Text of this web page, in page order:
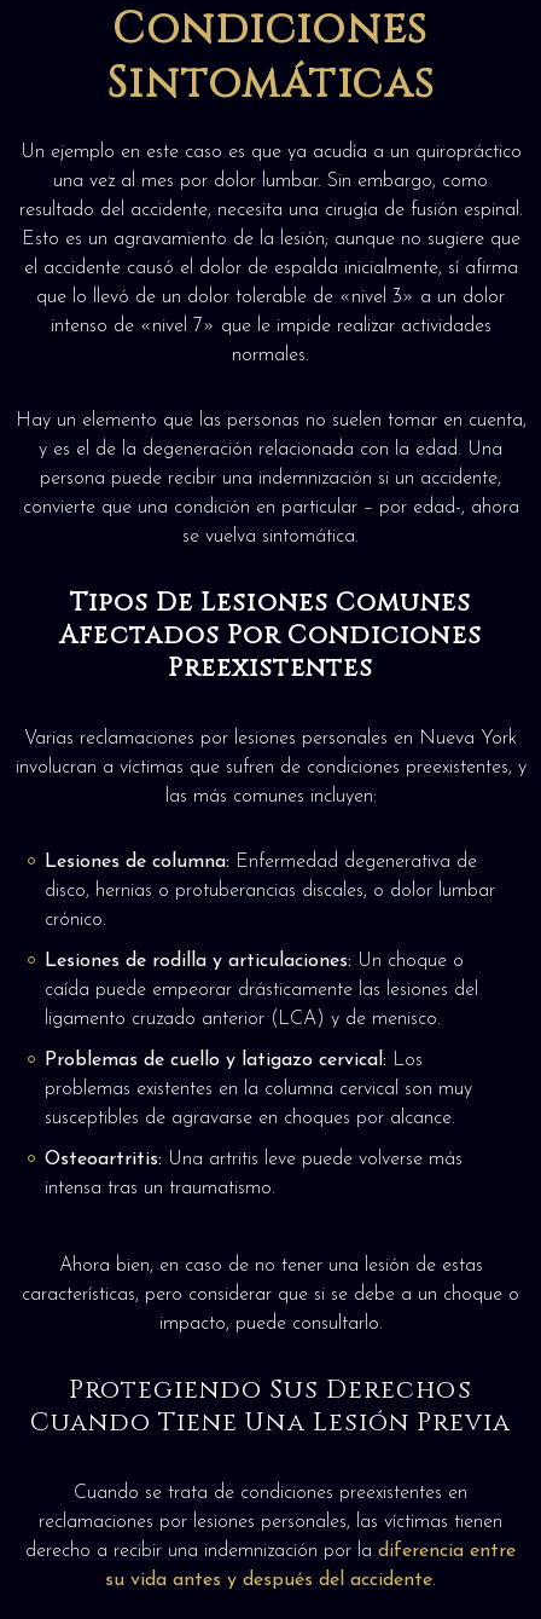
Condiciones
Sintomáticas
Un ejemplo en este caso es que ya acudía a un quiropráctico
una vez al mes por dolor lumbar. Sin embargo, como
resultado del accidente, necesita una cirugía de fusión espinal.
Esto es un agravamiento de la lesión; aunque no sugiere que
el accidente causó el dolor de espalda inicialmente, sí afirma
que lo llevó de un dolor tolerable de «nivel 3» a un dolor
intenso de «nivel 7» que le impide realizar actividades
normales.
Hay un elemento que las personas no suelen tomar en cuenta,
y es el de la degeneración relacionada con la edad. Una
persona puede recibir una indemnización si un accidente,
convierte que una condición en particular – por edad-, ahora
se vuelva sintomática.
Tipos De Lesiones Comunes
Afectados Por Condiciones
Preexistentes
Varias reclamaciones por lesiones personales en Nueva York
involucran a víctimas que sufren de condiciones preexistentes, y
las más comunes incluyen:
Lesiones de columna: Enfermedad degenerativa de
disco, hernias o protuberancias discales, o dolor lumbar
crónico.
Lesiones de rodilla y articulaciones: Un choque o
caída puede empeorar drásticamente las lesiones del
ligamento cruzado anterior (LCA) y de menisco.
Problemas de cuello y latigazo cervical: Los
problemas existentes en la columna cervical son muy
susceptibles de agravarse en choques por alcance.
Osteoartritis: Una artritis leve puede volverse más
intensa tras un traumatismo.
Ahora bien, en caso de no tener una lesión de estas
características, pero considerar que si se debe a un choque o
impacto, puede consultarlo.
Protegiendo Sus Derechos
Cuando Tiene Una Lesión Previa
Cuando se trata de condiciones preexistentes en
reclamaciones por lesiones personales, las víctimas tienen
derecho a recibir una indemnización por la diferencia entre
su vida antes y después del accidente.